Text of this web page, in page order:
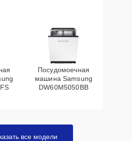
Посудомоечная
машина Samsung
DW60M5050BB
все модели